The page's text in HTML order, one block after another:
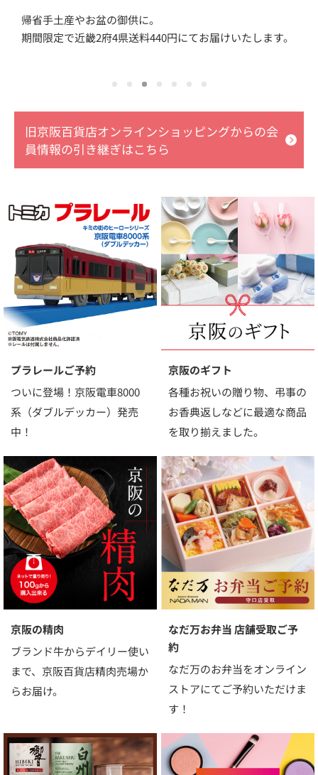
帰省手土産やお盆の御供に。
期間限定で近畿2府4県送料440円にてお届けいたします。
旧京阪百貨店オンラインショッピングからの会
員情報の引き継ぎはこちら
プラレールご予約
ついに登場！京阪電車8000
系（ダブルデッカー）発売
中！
京阪のギフト
各種お祝いの贈り物、弔事の
お香典返しなどに最適な商品
を取り揃えました。
京阪の精肉
ブランド牛からデイリー使い
まで、京阪百貨店精肉売場か
らお届け。
なだ万お弁当 店舗受取ご予
約
なだ万のお弁当をオンライン
ストアにてご予約いただけま
す！